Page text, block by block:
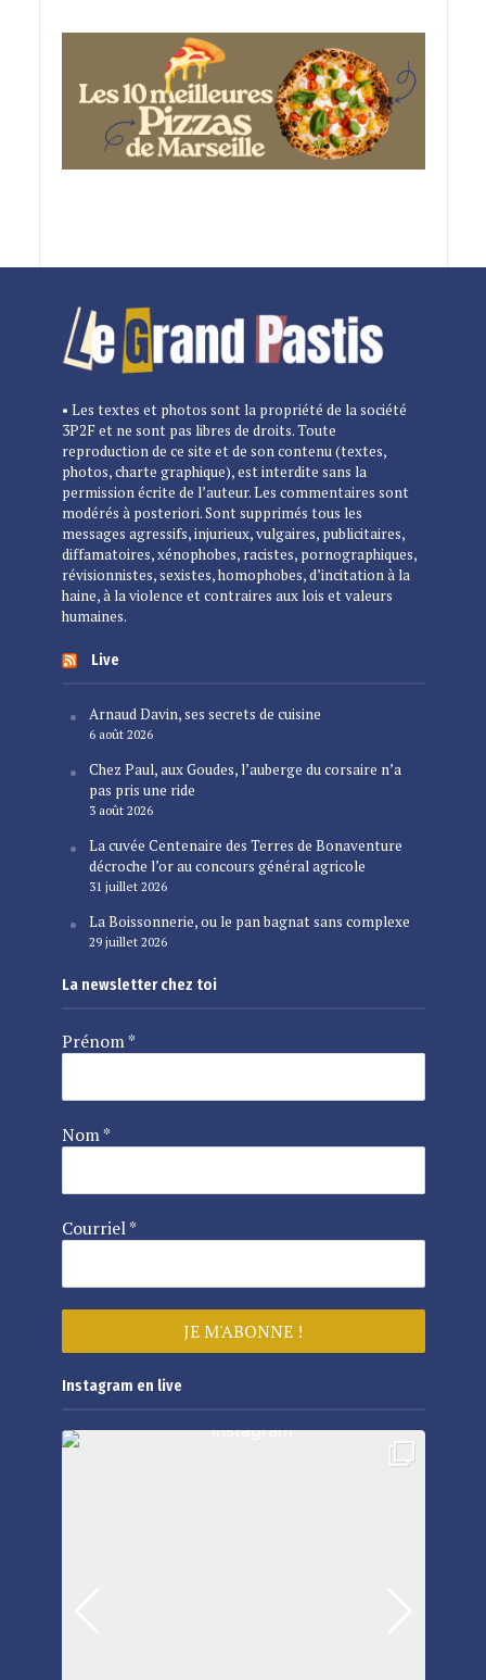
• Les textes et photos sont la propriété de la société
3P2F et ne sont pas libres de droits. Toute
reproduction de ce site et de son contenu (textes,
photos, charte graphique), est interdite sans la
permission écrite de l’auteur. Les commentaires sont
modérés à posteriori. Sont supprimés tous les
messages agressifs, injurieux, vulgaires, publicitaires,
diffamatoires, xénophobes, racistes, pornographiques,
révisionnistes, sexistes, homophobes, d’incitation à la
haine, à la violence et contraires aux lois et valeurs
humaines.
Live
Arnaud Davin, ses secrets de cuisine
6 août 2026
Chez Paul, aux Goudes, l’auberge du corsaire n’a
pas pris une ride
3 août 2026
La cuvée Centenaire des Terres de Bonaventure
décroche l’or au concours général agricole
31 juillet 2026
La Boissonnerie, ou le pan bagnat sans complexe
29 juillet 2026
La newsletter chez toi
Prénom*
Nom*
Courriel*
Instagram en live